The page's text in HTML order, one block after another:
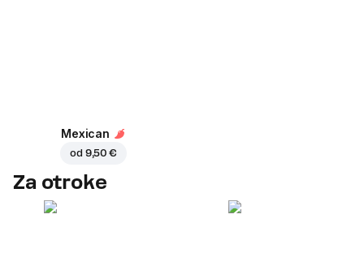
Mexican
od 9,50 €
Za otroke